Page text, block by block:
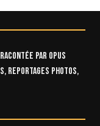
par OPUS
reportages photos,